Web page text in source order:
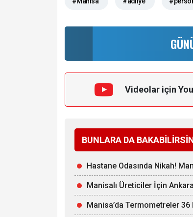
Videolar için
BUNLARA DA
Hastane Odasında Nikah!
Manisalı Üreticiler İçin
Manisa’da Termometreler